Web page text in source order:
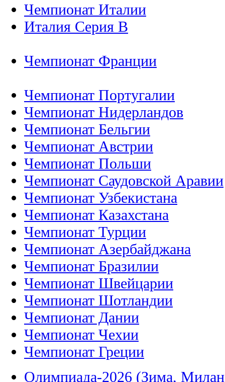
Чемпионат Италии
Италия Серия B
Чемпионат Франции
Чемпионат Португалии
Чемпионат Нидерландов
Чемпионат Бельгии
Чемпионат Австрии
Чемпионат Польши
Чемпионат Саудовской Аравии
Чемпионат Узбекистана
Чемпионат Казахстана
Чемпионат Турции
Чемпионат Азербайджана
Чемпионат Бразилии
Чемпионат Швейцарии
Чемпионат Шотландии
Чемпионат Дании
Чемпионат Чехии
Чемпионат Греции
Олимпиада-2026 (Зима,